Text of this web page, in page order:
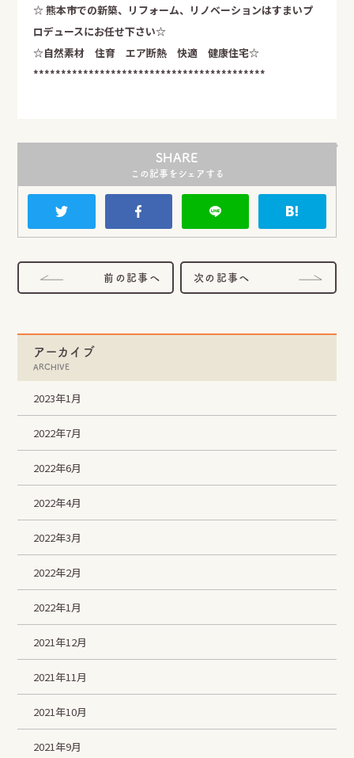
☆ 熊本市での新築、リフォーム、リノベーションはすまいプ
ロデュースにお任せ下さい☆
☆自然素材 住育 エア断熱 快適 健康住宅☆
******************************************
SHARE
この記事をシェアする
前の記事へ 次の記事へ
アーカイブ
ARCHIVE
2023年1月
2022年7月
2022年6月
2022年4月
2022年3月
2022年2月
2022年1月
2021年12月
2021年11月
2021年10月
2021年9月